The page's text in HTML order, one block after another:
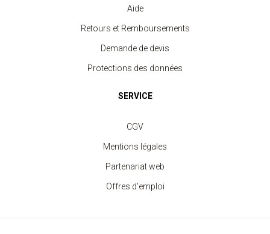
Aide
Retours et Remboursements
Demande de devis
Protections des données
SERVICE
CGV
Mentions légales
Partenariat web
Offres d'emploi